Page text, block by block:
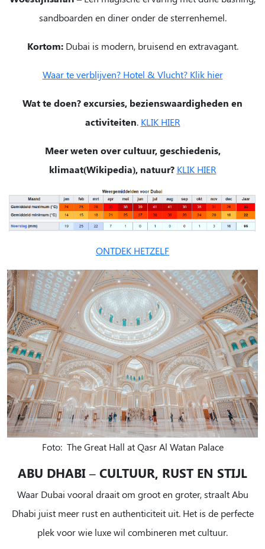
sandboarden en diner onder de sterrenhemel.
Kortom:Dubai is modern, bruisend en extravagant.
Waar te verblijven? Hotel & Vlucht? Klik hier
Wat te doen? excursies, bezienswaardigheden en
activiteiten. KLIK HIER
Meer weten over cultuur, geschiedenis,
klimaat(Wikipedia), natuur? KLIK HIER
ONTDEK HETZELF
Foto: The Great Hall at Qasr Al Watan Palace
ABU DHABI – CULTUUR, RUST EN STIJL
Waar Dubai vooral draait om groot en groter, straalt Abu
Dhabi juist meer rust en authenticiteit uit. Het is de perfecte
plek voor wie luxe wil combineren met cultuur.